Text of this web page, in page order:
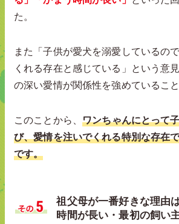
た。
また「子供が愛犬を溺愛しているの
くれる存在と感じている」という意
の深い愛情が関係性を強めていること
このことから、ワンちゃんにとって
び、愛情を注いでくれる特別な存在
です。
祖父母が一番好きな理由
時間が長い・最初の飼い主